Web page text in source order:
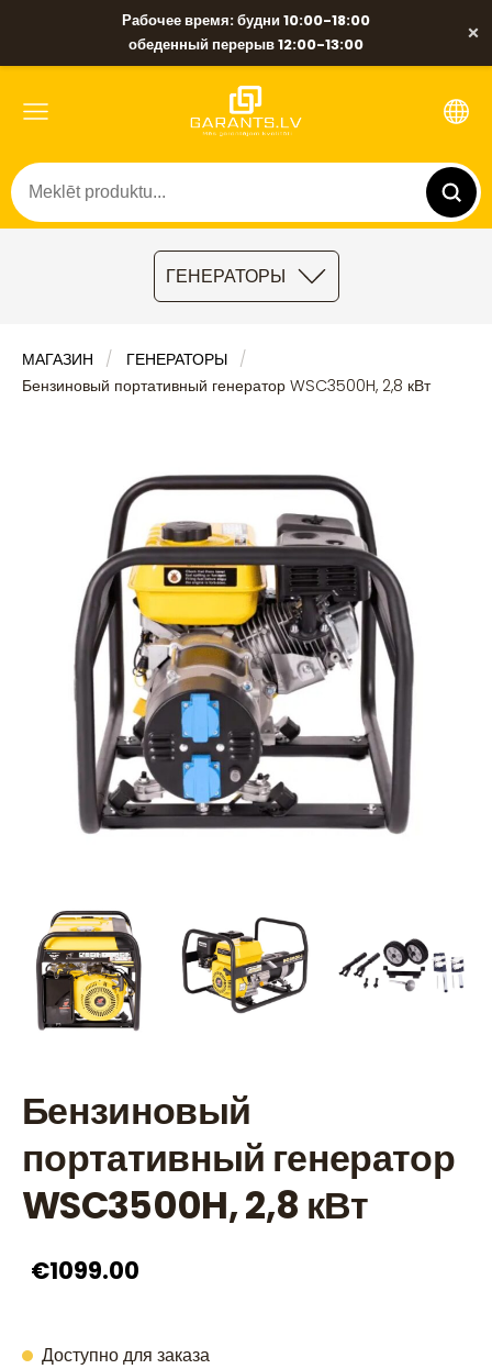
Рабочее время: будни 10:00-18:00
обеденный перерыв 12:00-13:00
×
ГЕНЕРАТОРЫ
МАГАЗИН
ГЕНЕРАТОРЫ
Бензиновый портативный генератор WSC3500H, 2,8 кВт
Бензиновый
портативный генератор
WSC3500H, 2,8 кВт
€1099.00
Доступно для заказа